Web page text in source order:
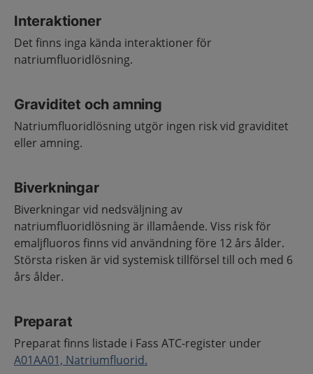
Interaktioner
Det finns inga kända interaktioner för
natriumfluoridlösning.
Graviditet och amning
Natriumfluoridlösning utgör ingen risk vid graviditet
eller amning.
Biverkningar
Biverkningar vid nedsväljning av
natriumfluoridlösning är illamående. Viss risk för
emaljfluoros finns vid användning före 12 års ålder.
Största risken är vid systemisk tillförsel till och med 6
års ålder.
Preparat
Preparat finns listade i Fass ATC-register under
A01AA01, Natriumfluorid.